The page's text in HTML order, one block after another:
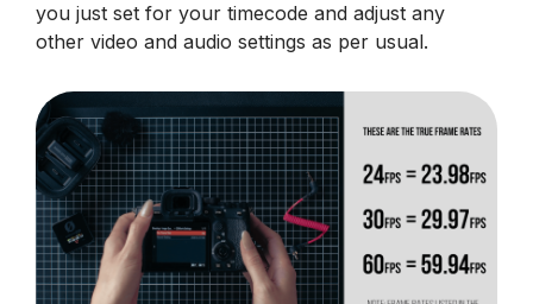
you just set for your timecode and adjust any
other video and audio settings as per usual.